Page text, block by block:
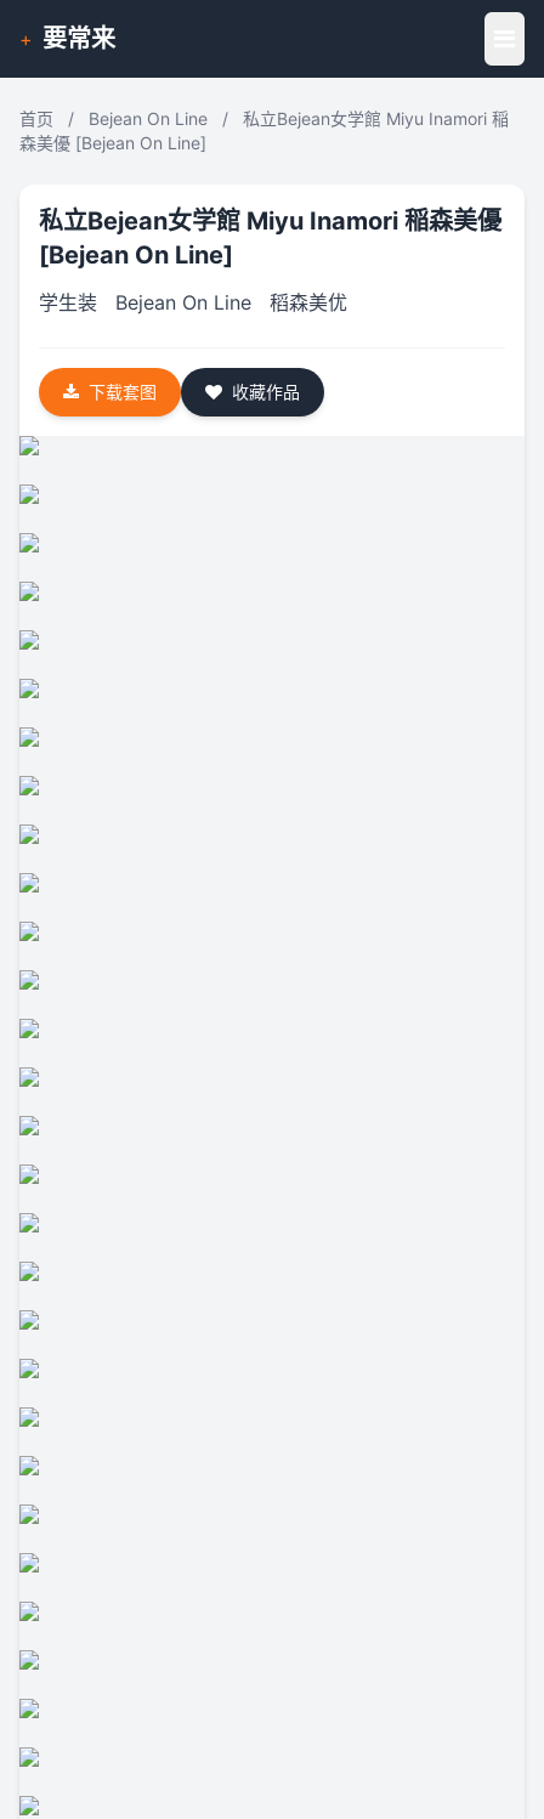
+ 要常来
首页 / Bejean On Line /
私立Bejean女学館 Miyu Inamori 稲
森美優 [Bejean On Line]
私立Bejean女学館 Miyu Inamori 稲森美優
[Bejean On Line]
学生装 Bejean On Line 稻森美优
下载套图 收藏作品